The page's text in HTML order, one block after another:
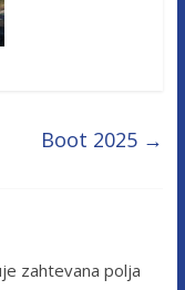
Boot 2025 →
zahtevana polja